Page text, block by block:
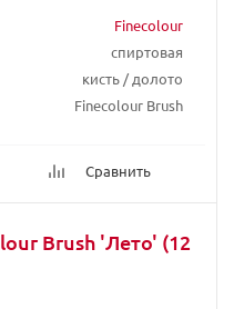
Finecolour
спиртовая
кисть / долото
Finecolour Brush
Сравнить
Brush 'Лето' (12